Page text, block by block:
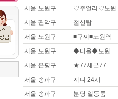
서울 노원구
♡주얼리♡노윈
서울 관악구
철산탑
서울 노원구
■구찌■노원역
서울 노원구
◆디올◆노원
서울 은평구
★77세븐77
서울 송파구
지니 24시
서울 송파구
분당 일등룸